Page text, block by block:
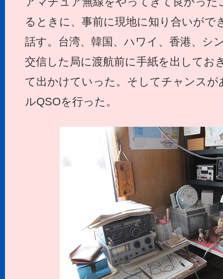
るときに、事前に現地に知り合いがで
話す。台湾、韓国、ハワイ、香港、シ
交信した局に渡航前に手紙を出してお
て出かけていった。そしてチャンス
ルQSOを行った。